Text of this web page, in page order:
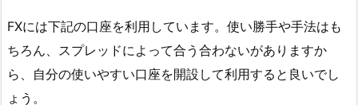
FXには下記の口座を利用しています。使い勝手や手法はも
ちろん、スプレッドによって合う合わないがありますか
ら、自分の使いやすい口座を開設して利用すると良いでし
ょう。